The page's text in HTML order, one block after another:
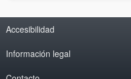
Accesibilidad
Información legal